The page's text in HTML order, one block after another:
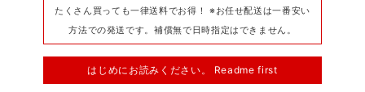
たくさん買っても一律送料でお得！ ※お任せ配送は一番安い
方法での発送です。補償無で日時指定はできません。
はじめにお読みください。 Readme first